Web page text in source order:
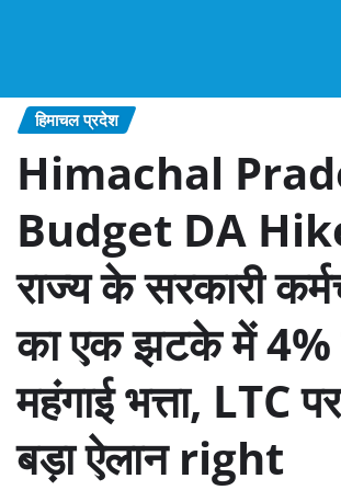
हिमाचल प्रदेश
Himachal
Budget DA
राज्य के सरकारी
का एक झटके में 4%
महंगाई भत्ता, LTC
बड़ा ऐलान right